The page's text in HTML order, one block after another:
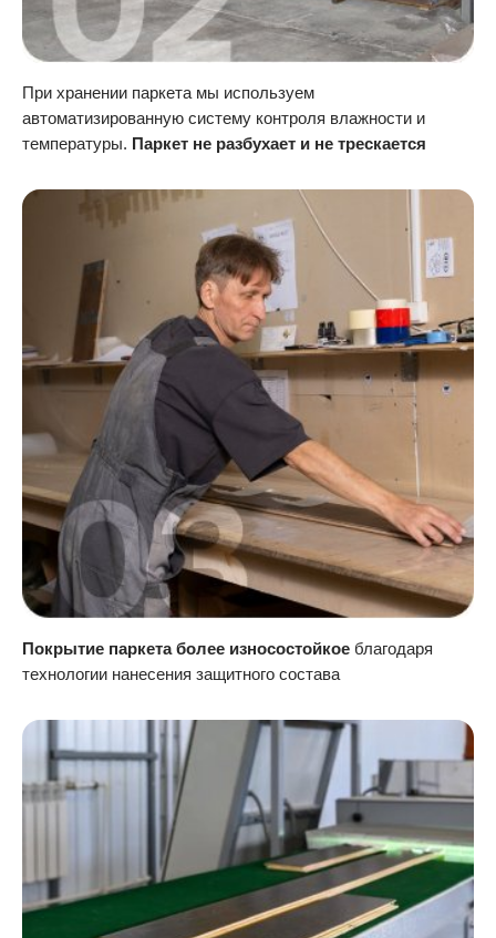
При хранении паркета мы используем
автоматизированную систему контроля влажности и
температуры. Паркет не разбухает и не трескается
Покрытие паркета более износостойкое благодаря
технологии нанесения защитного состава